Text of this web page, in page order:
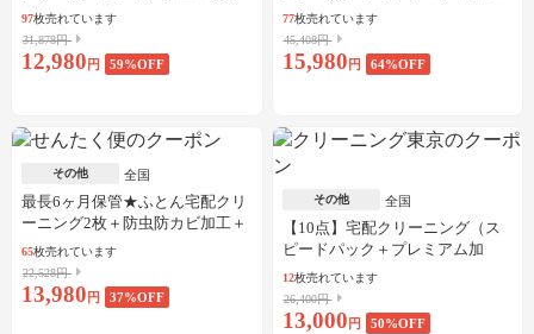
イルス加工
97枚売れています
31,878円
12,980 円 59%OFF
加工
77枚売れています
45,408円
15,980 円 64%OFF
その他 全国
最長6ヶ月保管★ふとん宅配クリ
ーニング2枚＋防虫防カビ加工＋
しみ抜き
65枚売れています
22,528円
13,980 円 37%OFF
その他 全国
【10点】宅配クリーニング（ス
ピードパック＋プレミアム加
工）
12枚売れています
26,400円
13,000 円 50%OFF